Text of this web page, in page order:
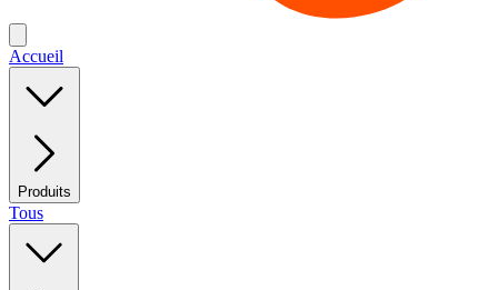
Accueil
Produits
Tous